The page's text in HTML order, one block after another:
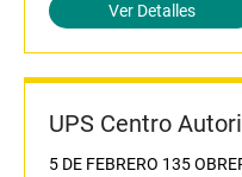
Ver Detalles
UPS Centro
5 DE FEBRERO 135